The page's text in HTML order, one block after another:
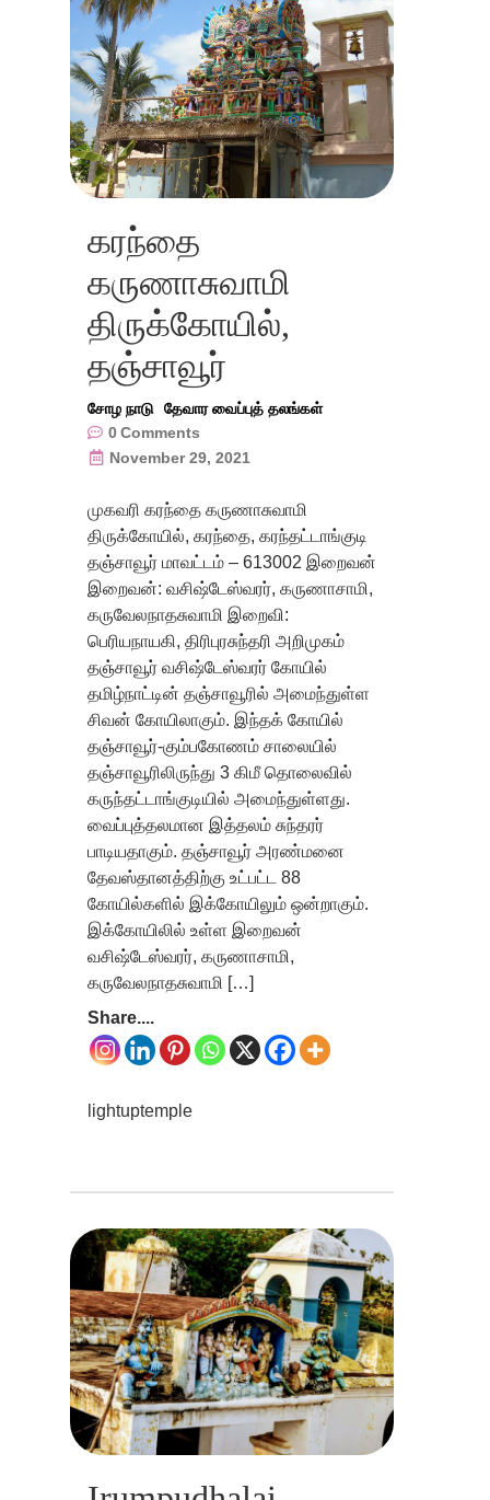
கரந்தை
கருணாசுவாமி
திருக்கோயில்,
தஞ்சாவூர்
சோழ நாடு
தேவார வைப்புத் தலங்கள்
0Comments
November 29, 2021
முகவரி கரந்தை கருணாசுவாமி
திருக்கோயில், கரந்தை, கரந்தட்டாங்குடி
தஞ்சாவூர் மாவட்டம் – 613002 இறைவன்
இறைவன்: வசிஷ்டேஸ்வரர், கருணாசாமி,
கருவேலநாதசுவாமி இறைவி:
பெரியநாயகி, திரிபுரசுந்தரி அறிமுகம்
தஞ்சாவூர் வசிஷ்டேஸ்வரர் கோயில்
தமிழ்நாட்டின் தஞ்சாவூரில் அமைந்துள்ள
சிவன் கோயிலாகும். இந்தக் கோயில்
தஞ்சாவூர்-கும்பகோணம் சாலையில்
தஞ்சாவூரிலிருந்து 3 கிமீ தொலைவில்
கருந்தட்டாங்குடியில் அமைந்துள்ளது.
வைப்புத்தலமான இத்தலம் சுந்தரர்
பாடியதாகும். தஞ்சாவூர் அரண்மனை
தேவஸ்தானத்திற்கு உட்பட்ட 88
கோயில்களில் இக்கோயிலும் ஒன்றாகும்.
இக்கோயிலில் உள்ள இறைவன்
வசிஷ்டேஸ்வரர், கருணாசாமி,
கருவேலநாதசுவாமி […]
Share....
lightuptemple